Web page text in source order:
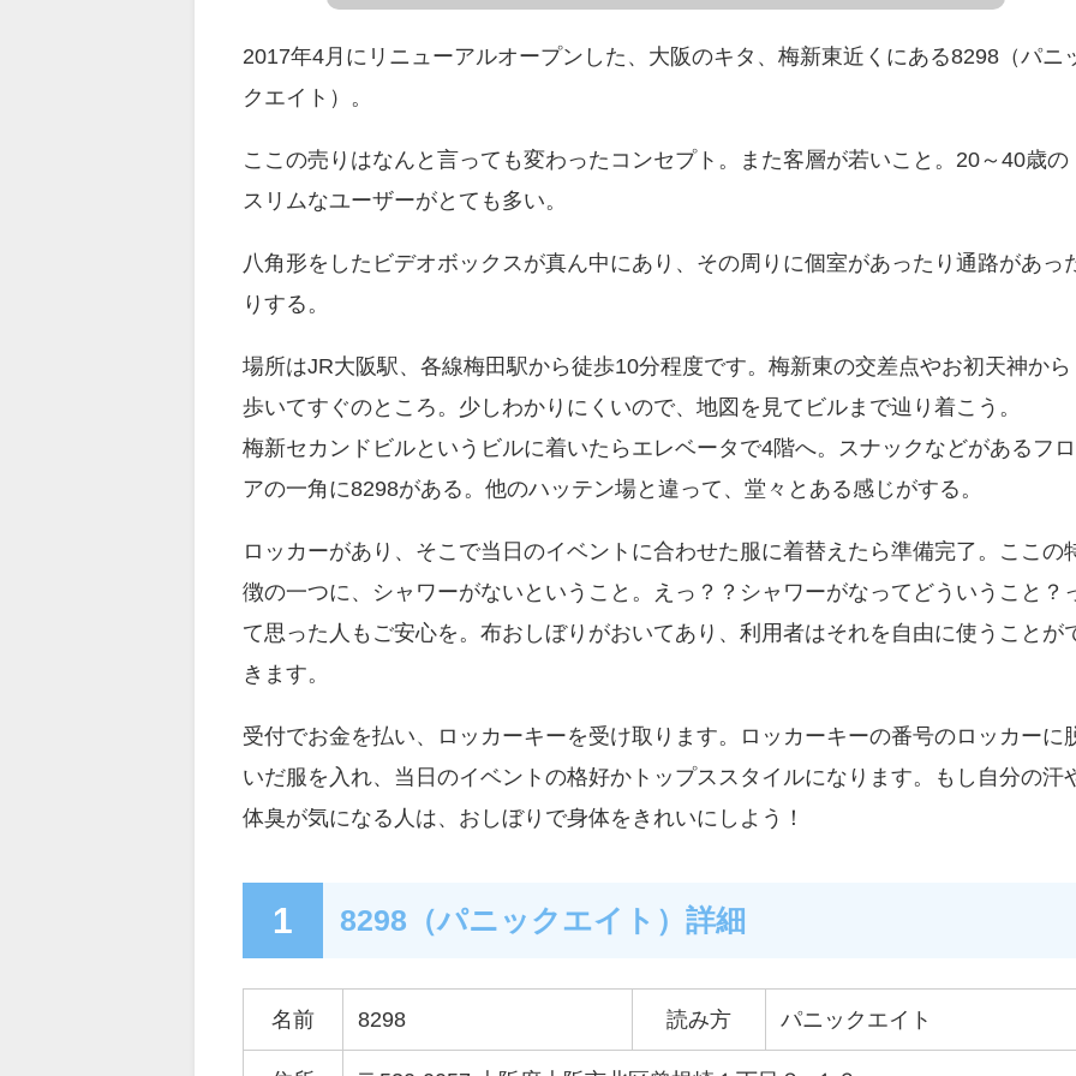
2017年4月にリニューアルオープンした、大阪のキタ、梅新東近くにある8298（パニ
クエイト）。
ここの売りはなんと言っても変わったコンセプト。また客層が若いこと。20～40歳の
スリムなユーザーがとても多い。
八角形をしたビデオボックスが真ん中にあり、その周りに個室があったり通路があっ
りする。
場所はJR大阪駅、各線梅田駅から徒歩10分程度です。梅新東の交差点やお初天神から
歩いてすぐのところ。少しわかりにくいので、地図を見てビルまで辿り着こう。
梅新セカンドビルというビルに着いたらエレベータで4階へ。スナックなどがあるフロ
アの一角に8298がある。他のハッテン場と違って、堂々とある感じがする。
ロッカーがあり、そこで当日のイベントに合わせた服に着替えたら準備完了。ここの
徴の一つに、シャワーがないということ。えっ？？シャワーがなってどういうこと？
て思った人もご安心を。布おしぼりがおいてあり、利用者はそれを自由に使うことが
きます。
受付でお金を払い、ロッカーキーを受け取ります。ロッカーキーの番号のロッカーに
いだ服を入れ、当日のイベントの格好かトップススタイルになります。もし自分の汗
体臭が気になる人は、おしぼりで身体をきれいにしよう！
1 8298（パニックエイト）詳細
名前 8298 読み方 パニックエイト